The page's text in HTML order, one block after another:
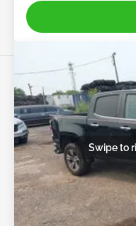
Swipe to